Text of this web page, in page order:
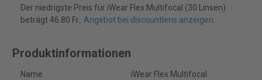
Der niedrigste Preis für iWear Flex Multifocal (30 Linsen)
beträgt 46.80 Fr.. Angebot bei discountlens anzeigen.
Produktinformationen
Name iWear Flex Multifocal